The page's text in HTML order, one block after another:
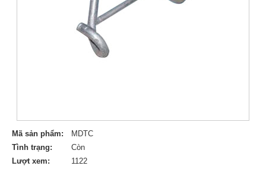
Mã sản phẩm:
MDTC
Tình trạng:
Còn
Lượt xem:
1122